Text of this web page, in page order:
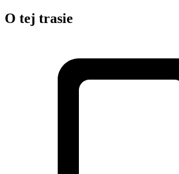
O tej trasie